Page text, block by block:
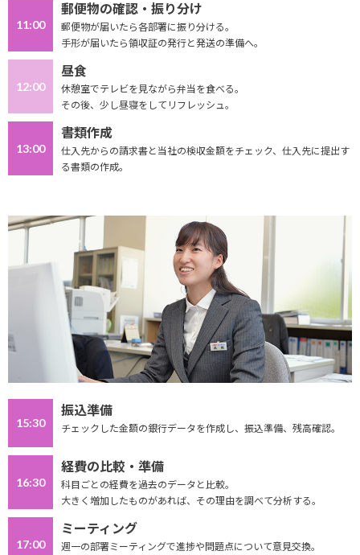
11:00
郵便物の確認・振り分け
郵便物が届いたら各部署に振り分ける。
手形が届いたら領収証の発行と発送の準備へ。
12:00
昼食
休憩室でテレビを見ながら弁当を食べる。
その後、少し昼寝をしてリフレッシュ。
13:00
書類作成
仕入先からの請求書と当社の検収金額をチェック、仕入先に提出す
る書類の作成。
15:30
振込準備
チェックした金額の銀行データを作成し、振込準備、残高確認。
16:30
経費の比較・準備
科目ごとの経費を過去のデータと比較。
大きく増加したものがあれば、その理由を調べて分析する。
17:00
ミーティング
週一の部署ミーティングで進捗や問題点について意見交換。